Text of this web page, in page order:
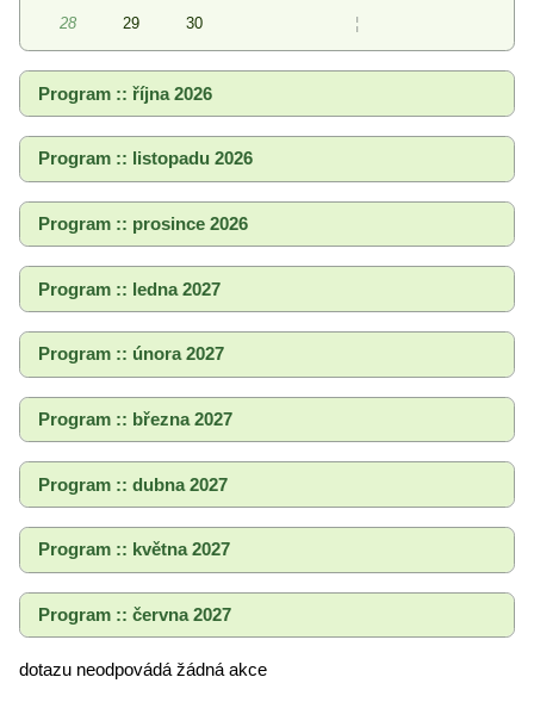
28
29 30 ¦
Program :: října 2026
Program :: listopadu 2026
Program :: prosince 2026
Program :: ledna 2027
Program :: února 2027
Program :: března 2027
Program :: dubna 2027
Program :: května 2027
Program :: června 2027
dotazu neodpovádá žádná akce